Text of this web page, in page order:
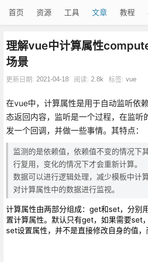
首页 资源 工具 文章 教程
理解vue中计算属性
场景
更新日期: 2021-04-18 阅读: 2.8k 标签: vue
在vue中，计算属性是用于自动监听依
态返回内容，监听是一个过程，在监听
发一个回调，并做一些事情。其特点：
监测的是依赖值，依赖值不变的情况下
行复用，变化的情况下才会重新计算。
数据可以进行逻辑处理，减少模板中计算
对计算属性中的数据进行监视。
计算属性由两部分组成：get和set，分别
置计算属性。默认只有get，如果需要set
set设置属性，并不是直接修改自身的值，